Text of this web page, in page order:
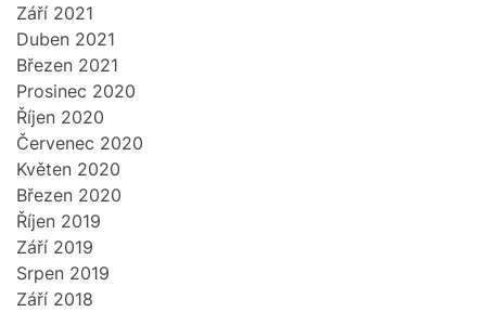
Září 2021
Duben 2021
Březen 2021
Prosinec 2020
Říjen 2020
Červenec 2020
Květen 2020
Březen 2020
Říjen 2019
Září 2019
Srpen 2019
Září 2018